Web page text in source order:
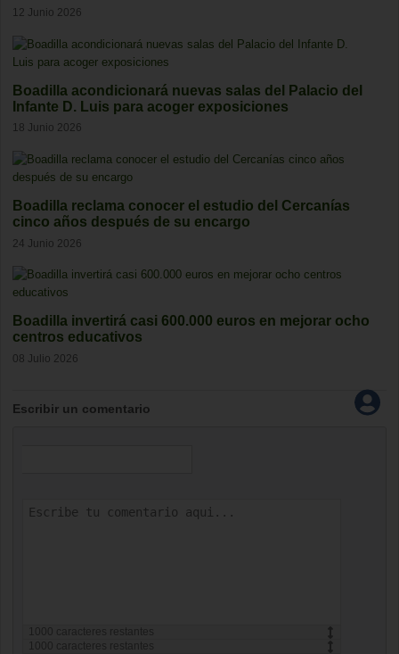
12 Junio 2026
Boadilla acondicionará nuevas salas del Palacio del
Infante D. Luis para acoger exposiciones
18 Junio 2026
Boadilla reclama conocer el estudio del Cercanías
cinco años después de su encargo
24 Junio 2026
Boadilla invertirá casi 600.000 euros en mejorar ocho
centros educativos
08 Julio 2026
Escribir un comentario
caracteres restantes
caracteres restantes